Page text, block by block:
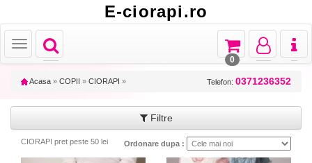
E-ciorapi.ro
Toggle
navigation
Toggle
Toggle
navigation
Toggle
navigation
Toggle
navigation
0
Acasa » COPII » CIORAPI » Telefon: 0371236352
Filtre
CIORAPI pret peste 50 lei Ordonare dupa :